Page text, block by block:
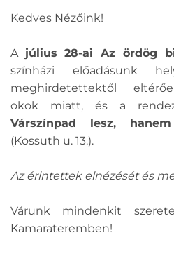
Kedves Nézőink!
A július 28-ai Az ördög
színházi előadásunk
meghirdetettektől
okok miatt, és a
Várszínpad lesz,
(Kossuth u. 13.).
Az érintettek elnézését és
Várunk mindenkit
Kamarateremben!